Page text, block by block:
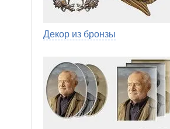
Декор из бронзы